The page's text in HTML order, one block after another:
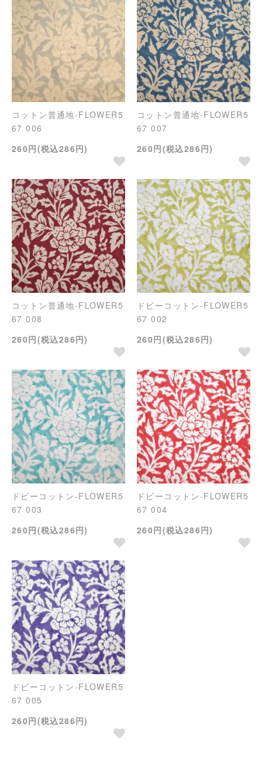
コットン普通地-FLOWER5
67 006
260円(税込286円)
コットン普通地-FLOWER5
67 007
260円(税込286円)
コットン普通地-FLOWER5
67 008
260円(税込286円)
ドビーコットン-FLOWER5
67 002
260円(税込286円)
ドビーコットン-FLOWER5
67 003
260円(税込286円)
ドビーコットン-FLOWER5
67 004
260円(税込286円)
ドビーコットン-FLOWER5
67 005
260円(税込286円)